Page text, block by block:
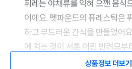
상품정보 더보기